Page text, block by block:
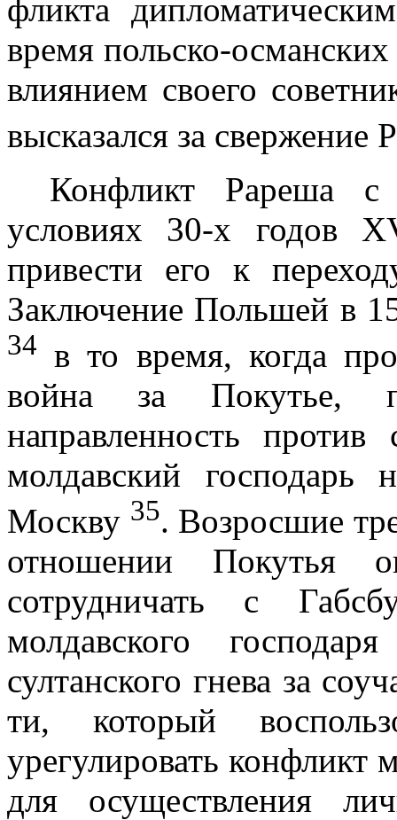
фликта
время польско-
влиянием своего
высказался за свержение
Конфликт Рареша
условиях 30-х годов
привести его к
Заключение Польшей в
34 в то время, когда
вой­на за Покутье,
направленность
молдавский господарь
Москву 35. Возросшие
от­ношении Покутья
сотрудничать с
молдавского
султанского гнева за
ти, который
урегулировать
для осуществления